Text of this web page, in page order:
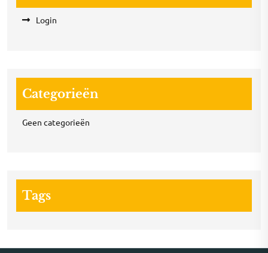
Login
Categorieën
Geen categorieën
Tags